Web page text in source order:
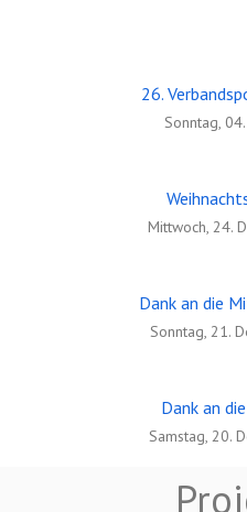
Sonntag,
26.
Sonntag,
Mittwoch, 24.
Dank an die
Sonntag, 21.
Dank an
Samstag, 20.